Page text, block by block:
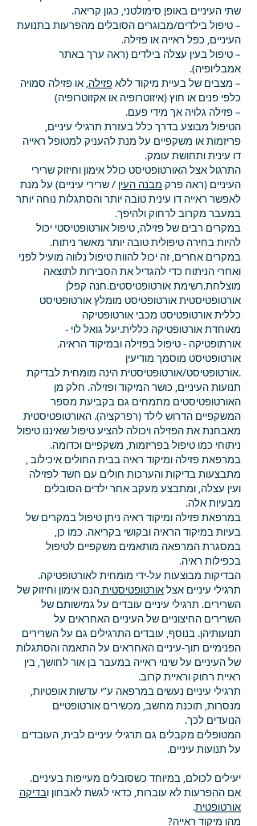
שתי העיניים באופן סימולטני, כגון קריאה.
– טיפול בילדים/מבוגרים הסובלים מהפרעות בתנועת
העיניים, כפל ראייה או פזילה.
– טיפול בעין עצלה בילדים (ראה ערך באתר
אמבליופיה).
– מצבים של בעיית מיקוד ללאפזילה, או פזילה סמויה
כלפי פנים או חוץ (איזוטרופיה או אקזוטרופיה)
– פזילה גלויה אך מידי פעם.
הטיפול מבוצע בדרך כלל בעזרת תרגילי עיניים,
פריזמות או משקפיים על מנת להעניק למטופל ראייה
דו עינית ותחושת עומק.
התרגול אצל האורטופטיסט כולל אימון וחיזוק שרירי
העיניים (ראה פרק מבנה העין / שרירי עיניים) על מנת
לאפשר ראייה דו עינית טובה יותר והסתגלות נוחה יותר
במעבר מקרוב לרחוק ולהיפך.
במקרים רבים של פזילה, טיפול אורטופטיסטי יכול
להיות בחירה טיפולית טובה יותר מאשר ניתוח.
במקרים אחרים, זה יכול להוות טיפול נלווה מועיל לפני
ואחרי הניתוח כדי להגדיל את הסבירות לתוצאה
מוצלחת.רשימת אורטופטיסטים.חנה קפלן
אורטופטיסטיתאורטופטיסט מומלץאורטופטיסט
כלליתאורטופטיסט מכבי אורטופטיקה
מאוחדתאורטופטיקה כללית.יעל גואל לוי -
אורתופטיקה - טיפול בפזילה ובמיקוד הראיה.
אורטופטיסט מוסמך מודיעין
.אורטופטיסט/אורטופטיסטית הינה מומחית לבדיקת
תנועות העיניים, כושר המיקוד ופזילה. חלק מן
האורטופטיסטים מתמחים גם בקביעת מספר
המשקפיים הדרוש לילד (רפרקציה). האורטופטיסטית
מאבחנת את הפזילה ויכולה להציע טיפול שאיננו טיפול
ניתוחי כמו טיפול בפריזמות, משקפיים וכדומה.
​במרפאת פזילה ומיקוד ראיה בבית החולים איכילוב ,
מתבצעות בדיקות והערכות חולים עם חשד לפזילה
ועין עצלה, ומתבצע מעקב אחר ילדים הסובלים
מבעיות אלה.
במרפאת פזילה ומיקוד ראיה ניתן טיפול במקרים של
בעיות במיקוד הראיה ובקושי בקריאה. כמו כן,
במסגרת המרפאה מותאמים משקפיים לטיפול
בכפילות ראיה.
הבדיקות מבוצעות על-ידי מומחית לאורטופטיקה.
תרגילי עיניים אצלאורטופטיסטיתהנם אימון וחיזוק של
השרירים. תרגילי עיניים עובדים על גמישותם של
השרירים החיצוניים של העיניים האחראים על
תנועותיהן. בנוסף, עובדים התרגילים גם על השרירים
הפנימיים תוך-עיניים האחראים על התאמה והסתגלות
של העיניים על שינוי ראייה במעבר בן אור לחושך, בין
ראיית רחוק וראיית קרוב.
תרגילי עיניים נעשים במרפאה ע”י עדשות אופטיות,
מנסרות, תוכנת מחשב, מכשירים אורטופטיים
הנועדים לכך.
המטופלים מקבלים גם תרגילי עיניים לבית, העובדים
על תנועות עיניים.
יעילים לכולם, במיוחד כשסובלים מעייפות בעיניים.
אם ההפרעות לא עוברות, כדאי לגשת לאבחון ובדיקה
אורטופטית.
מהו מיקוד ראייה?